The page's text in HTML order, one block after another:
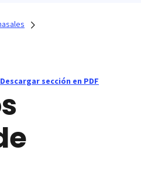
Descargar sección en PDF